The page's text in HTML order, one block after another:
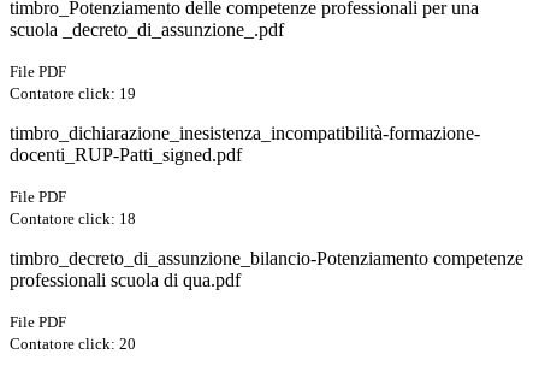
timbro_Potenziamento delle competenze professionali per una
scuola _decreto_di_assunzione_.pdf
File PDF
Contatore click: 19
timbro_dichiarazione_inesistenza_incompatibilità-formazione-
docenti_RUP-Patti_signed.pdf
File PDF
Contatore click: 18
timbro_decreto_di_assunzione_bilancio-Potenziamento competenze
professionali scuola di qua.pdf
File PDF
Contatore click: 20